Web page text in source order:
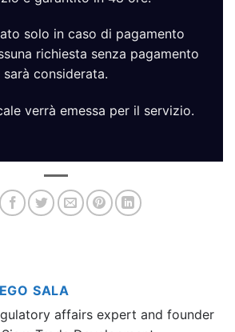
solo in caso di pagamento
richiesta senza pagamento
sarà considerata.
verrà emessa per il servizio.
SALA
affairs expert and founder